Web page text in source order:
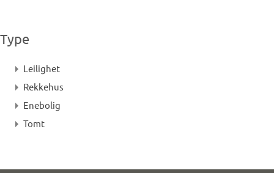
Type
Leilighet
Rekkehus
Enebolig
Tomt